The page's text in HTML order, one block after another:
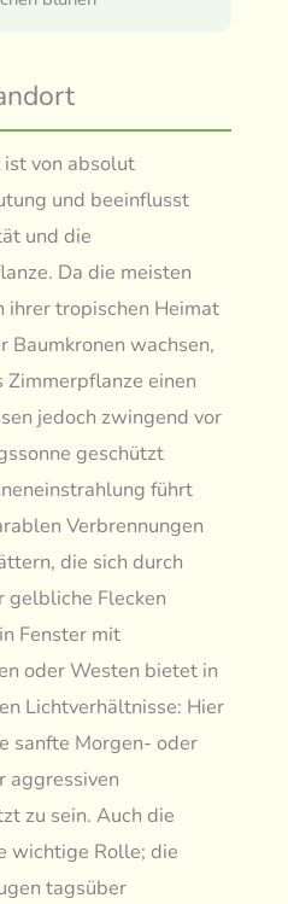
von absolut
und beeinflusst
und die
Da die meisten
ihrer tropischen Heimat
wachsen,
Zimmerpflanze einen
jedoch zwingend vor
geschützt
führt
Verbrennungen
die sich durch
gelbliche Flecken
Fenster mit
oder Westen bietet in
Lichtverhältnisse: Hier
sanfte Morgen- oder
aggressiven
zu sein. Auch die
wichtige Rolle; die
tagsüber